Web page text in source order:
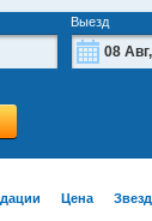
Вс
2
Выезд
Цена